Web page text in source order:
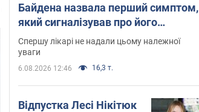
Байдена назвала перший симптом,
який сигналізував про його
"агресивний" рак
Спершу лікарі не надали цьому належної
уваги
6.08.2026 12:46 16,3 т.
Відпустка Лесі Нікітюк